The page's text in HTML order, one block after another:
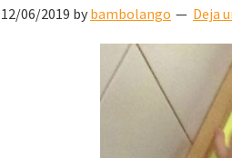
12/06/2019 by bambolango Deja